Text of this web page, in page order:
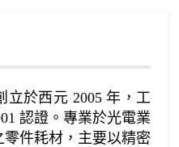
立於西元 2005 年，工
認證。專業於光電業
件耗材，主要以精密